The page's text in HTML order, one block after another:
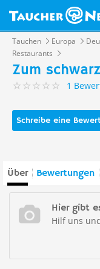
Tauchen Europa
Restaurants
Zum
1
Schreibe eine
Über Bewertungen
Hier gibt
Hilf uns